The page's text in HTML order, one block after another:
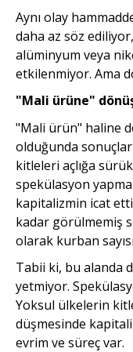
Aynı olay
daha az söz
alüminyum veya
etkilenmiyor. Ama
"Mali ürüne"
"Mali ürün" haline
olduğunda
kitleleri açlığa
spekülasyon
kapitalizmin icat
kadar görülmemiş
olarak kurban
Tabii ki, bu alanda
yetmiyor.
Yoksul ülkelerin
düşmesinde
evrim ve süreç var.